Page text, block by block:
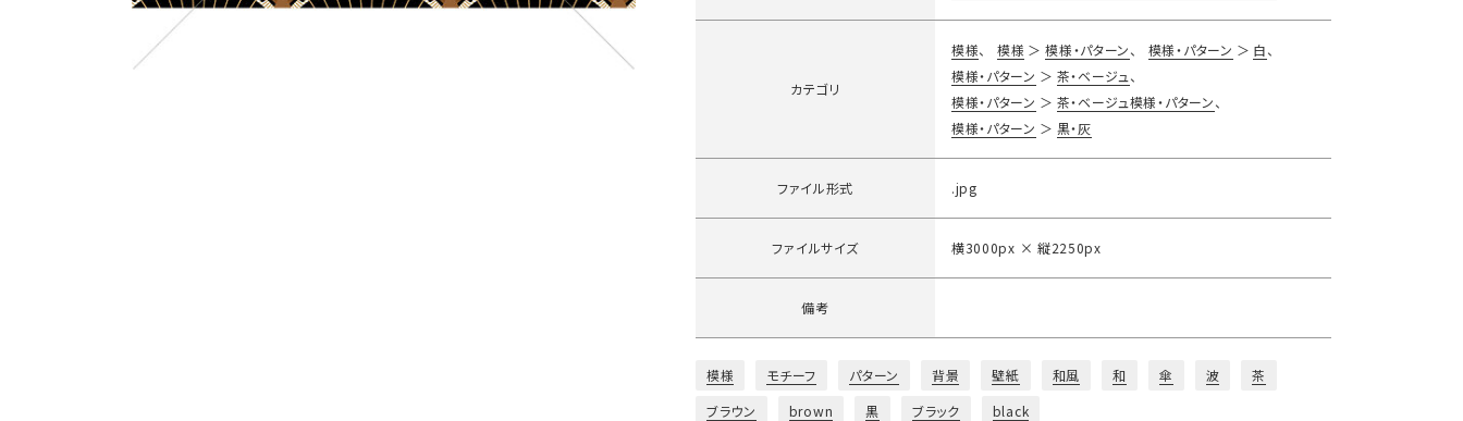
カテゴリ
模様 模様 模様・パターン 模様・パターン
白
模様・パターン
茶・ベージュ
模様・パターン
茶・ベージュ模様・パターン
模様・パターン
黒・灰
ファイル形式 .jpg
ファイルサイズ 横3000px × 縦2250px
備考
模様 モチーフ パターン 背景 壁紙 和風 和 傘 波
茶
ブラウン
brown 黒 ブラック black